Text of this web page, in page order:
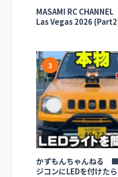
MASAMI RC
Las Vegas 2026
3
かずもんちゃんねる ■
ジコンにLEDを付けた